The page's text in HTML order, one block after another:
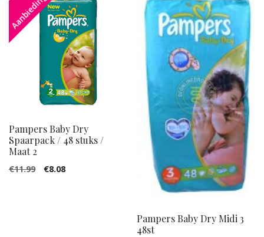
naar
hoog
Aanbieding!
Pampers Baby Dry
Spaarpack / 48 stuks /
Maat 2
€11.99
Oorspronkelijke
€8.08Huidige
Pampers Baby Dry Midi 3
48st